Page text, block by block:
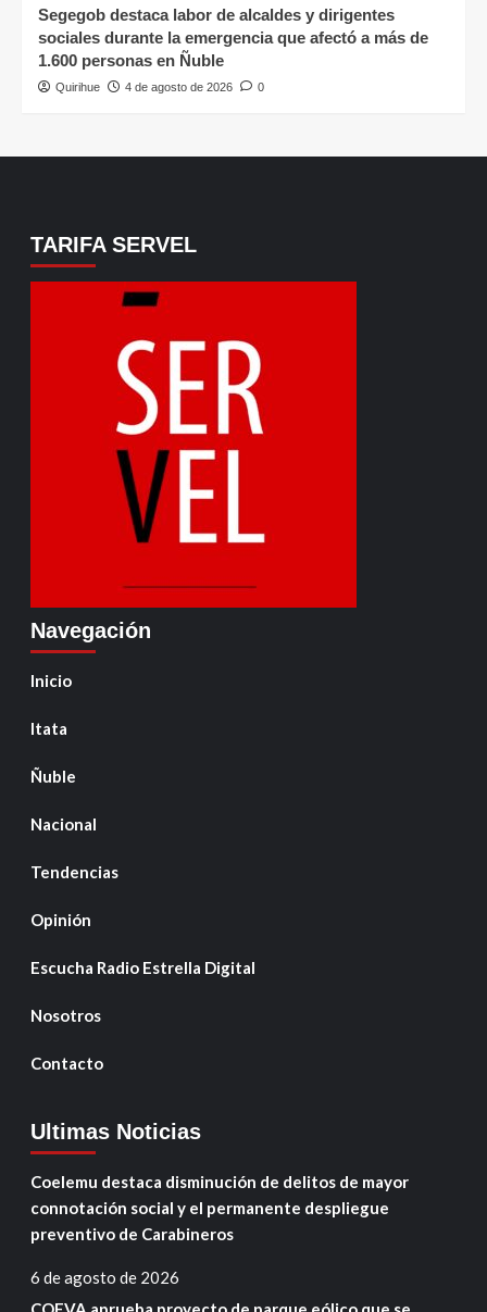
Segegob destaca labor de alcaldes y dirigentes
sociales durante la emergencia que afectó a más de
1.600 personas en Ñuble
Quirihue 4 de agosto de 2026 0
TARIFA SERVEL
Navegación
Inicio
Itata
Ñuble
Nacional
Tendencias
Opinión
Escucha Radio Estrella Digital
Nosotros
Contacto
Ultimas Noticias
Coelemu destaca disminución de delitos de mayor
connotación social y el permanente despliegue
preventivo de Carabineros
6 de agosto de 2026